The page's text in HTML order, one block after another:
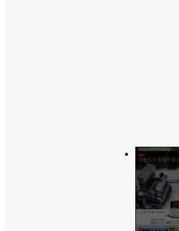
>>[ショールー
>>細胞ピッキン
>>ロボットコン
>>工業高校にロ
>>リニアコンベ